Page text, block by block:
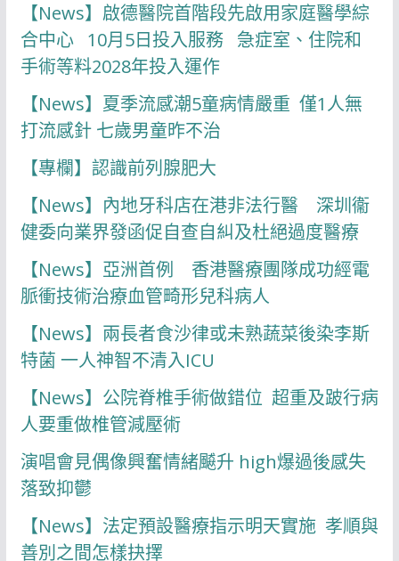
【News】啟德醫院首階段先啟用家庭醫學綜
合中心 10月5日投入服務 急症室、住院和
手術等料2028年投入運作
【News】夏季流感潮5童病情嚴重 僅1人無
打流感針 七歲男童昨不治
【專欄】認識前列腺肥大
【News】內地牙科店在港非法行醫 深圳衞
健委向業界發函促自查自糾及杜絕過度醫療
【News】亞洲首例 香港醫療團隊成功經電
脈衝技術治療血管畸形兒科病人
【News】兩長者食沙律或未熟蔬菜後染李斯
特菌 一人神智不清入ICU
【News】公院脊椎手術做錯位 超重及跛行病
人要重做椎管減壓術
演唱會見偶像興奮情緒飇升 high爆過後感失
落致抑鬱
【News】法定預設醫療指示明天實施 孝順與
善別之間怎樣抉擇